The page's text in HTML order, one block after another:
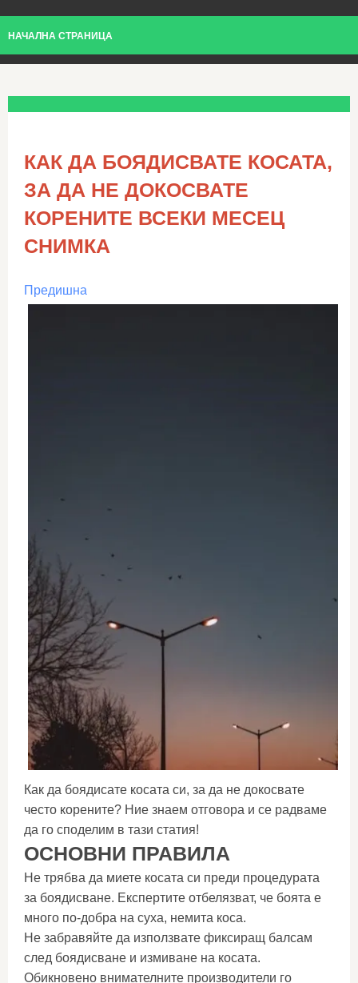
НАЧАЛНА СТРАНИЦА
КАК ДА БОЯДИСВАТЕ КОСАТА,
ЗА ДА НЕ ДОКОСВАТЕ
КОРЕНИТЕ ВСЕКИ МЕСЕЦ
СНИМКА
Предишна
Как да боядисате косата си, за да не докосвате
често корените? Ние знаем отговора и се радваме
да го споделим в тази статия!
ОСНОВНИ ПРАВИЛА
Не трябва да миете косата си преди процедурата
за боядисване. Експертите отбелязват, че боята е
много по-добра на суха, немита коса.
Не забравяйте да използвате фиксиращ балсам
след боядисване и измиване на косата.
Обикновено внимателните производители го